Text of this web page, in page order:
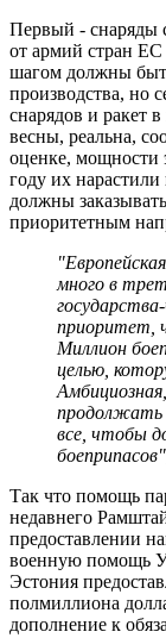
Первый - снаряды
от армий стран
шагом должны
производства, но
снарядов и ракет
весны, реальна,
оценке, мощности
году их
должны
приоритетным
много в
приоритет,
Миллион
целью,
продолжать
все, чтобы
боеприпасов"
Так что помощь
недавнего
предоставлении
военную помощь
Эстония
полмиллиона
дополнение к